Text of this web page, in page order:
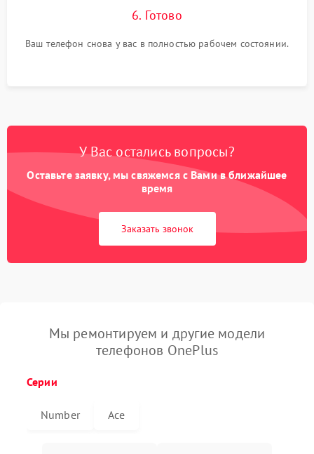
6. Готово
Ваш телефон снова у вас в полностью рабочем состоянии.
У Вас остались вопросы?
Оставьте заявку, мы свяжемся с Вами в ближайшее
время
Заказать звонок
Мы ремонтируем и другие модели
телефонов OnePlus
Серии
Number Ace